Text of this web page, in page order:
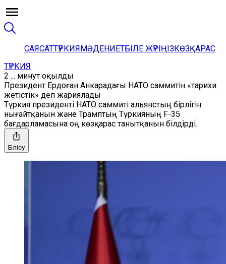
САЯСАТТҮРКИЯМӘДЕНИЕТБІЛЕ ЖҮРІҢІЗКӨЗҚАРАС
ТҮРКИЯ
2 ... минут оқылды
Президент Ердоған Анкарадағы НАТО саммитін «тарихи
жетістік» деп жариялады
Түркия президенті НАТО саммиті альянстың бірлігін
нығайтқанын және Трамптың Түркияның F-35
бағдарламасына оң көзқарас танытқанын білдірді.
Бөлісу